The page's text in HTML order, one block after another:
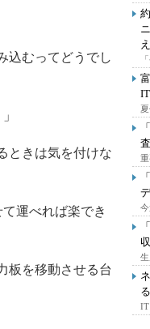
込むってどうでし
ときは気を付けな
運べれば楽でき
板を移動させる台
IT